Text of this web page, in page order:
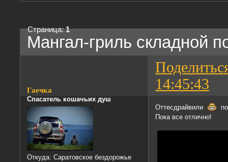
Мангал-гриль складной
Страница:1
14:45:43
Гаечка
Спасатель кошачьих душ
Откуда: Саратовское бездорожье
Оттесдрайвили
Пока все отлично!